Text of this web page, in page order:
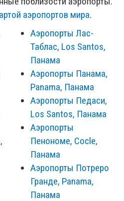
аэропортов мира.
Аэропорты Лас-
Таблас, Los Santos,
Панама
Аэропорты Панама,
Panama, Панама
Аэропорты Педаси,
Los Santos, Панама
Аэропорты
Пенономе, Cocle,
Панама
Аэропорты Потреро
Гранде, Panama,
Панама